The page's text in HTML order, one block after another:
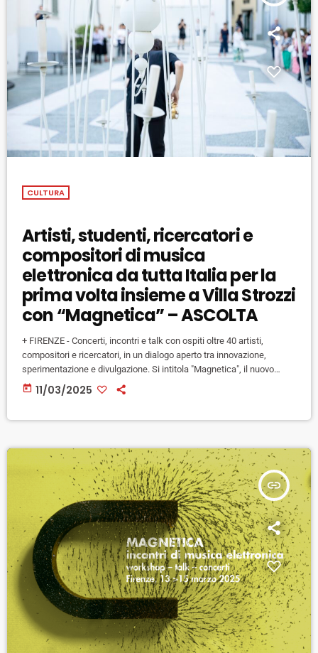
CULTURA
Artisti, studenti, ricercatori e
compositori di musica
elettronica da tutta Italia per la
prima volta insieme a Villa Strozzi
con “Magnetica” – ASCOLTA
+ FIRENZE - Concerti, incontri e talk con ospiti oltre 40 artisti,
compositori e ricercatori, in un dialogo aperto tra innovazione,
sperimentazione e divulgazione. Si intitola "Magnetica", il nuovo
progetto ideato dal centro di ricerca, didattica e produzione musicale
Tempo Reale e dedicato a Luciano Berio nell'ambito del centenario
today 11/03/2025
insert_link